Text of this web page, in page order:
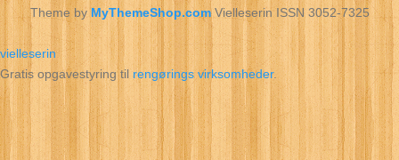
Theme by MyThemeShop.comVielleserin ISSN 3052-7325
vielleserin
Gratis opgavestyring tilrengørings virksomheder.